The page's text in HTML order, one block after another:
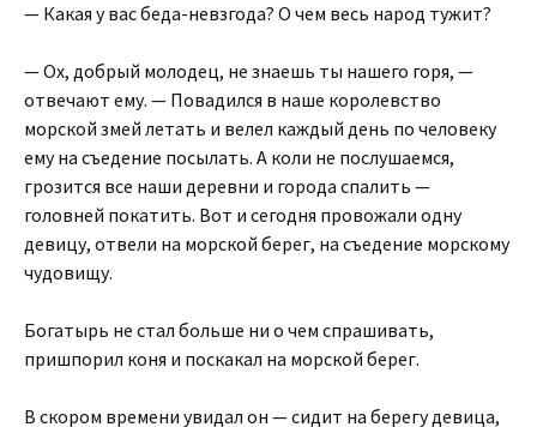
— Какая у вас беда-невзгода? О чем весь народ тужит?
— Ох, добрый молодец, не знаешь ты нашего горя, —
отвечают ему. — Повадился в наше королевство
морской змей летать и велел каждый день по человеку
ему на съедение посылать. А коли не послушаемся,
грозится все наши деревни и города спалить —
головней покатить. Вот и сегодня провожали одну
девицу, отвели на морской берег, на съедение морскому
чудовищу.
Богатырь не стал больше ни о чем спрашивать,
пришпорил коня и поскакал на морской берег.
В скором времени увидал он — сидит на берегу девица,